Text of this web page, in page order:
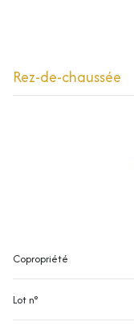
Rez-de-chaussée
cuisine
WC
Copropriété
Lot n°